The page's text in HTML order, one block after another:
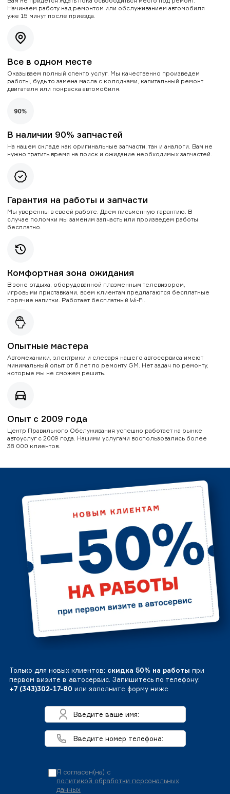
Начинаем работу над ремонтом или обслуживанием автомобиля
уже 15 минут после приезда.
Все в одном месте
Оказываем полный спектр услуг. Мы качественно произведем
работы, будь то замена масла с колодками, капитальный ремонт
двигателя или покраска автомобиля.
В наличии 90% запчастей
На нашем складе как оригинальные запчасти, так и аналоги. Вам не
нужно тратить время на поиск и ожидание необходимых запчастей.
Гарантия на работы и запчасти
Мы уверенны в своей работе. Даем письменную гарантию. В
случае поломки мы заменим запчасть или произведем работы
бесплатно.
Комфортная зона ожидания
В зоне отдыха, оборудованной плазменным телевизором,
игровыми приставками, всем клиентам предлагаются бесплатные
горячие напитки. Работает бесплатный Wi-Fi.
Опытные мастера
Автомеханики, электрики и слесаря нашего автосервиса имеют
минимальный опыт от 6 лет по ремонту GM. Нет задач по ремонту,
которые мы не сможем решить.
Опыт с 2009 года
Центр Правильного Обслуживания успешно работает на рынке
автоуслуг с 2009 года. Нашими услугами воспользовались более
38 000 клиентов.
Только для новых клиентов: скидка 50% на работы при
первом визите в автосервис. Запишитесь по телефону:
+7 (343)302-17-80 или заполните форму ниже
Я согласен(на) с
политикой обработки персональных
данных